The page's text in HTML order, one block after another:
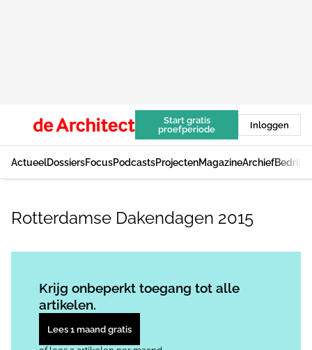
Start gratis
proefperiode
Inloggen
ActueelDossiersFocusPodcastsProjectenMagazineArchief
Rotterdamse Dakendagen 2015
Krijg onbeperkt toegang tot alle
artikelen.
Lees 1 maand gratis